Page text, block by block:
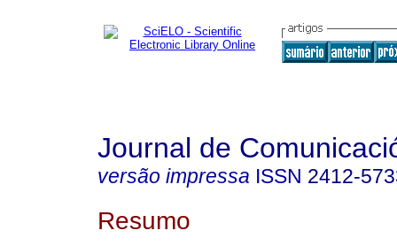
Journal de
versão impressa ISSN 2412-
Resumo